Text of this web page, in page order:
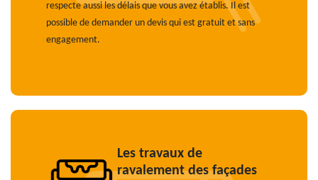
respecte aussi les délais que vous avez établis. Il est
possible de demander un devis qui est gratuit et sans
engagement.
Les travaux de
ravalement des façades